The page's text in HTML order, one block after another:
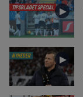
TIPSBLADET SPECIAL ►
NYHEDER ►